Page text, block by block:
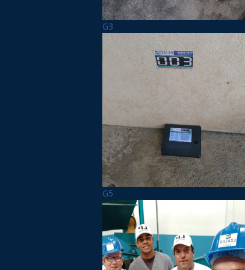
G3
G5